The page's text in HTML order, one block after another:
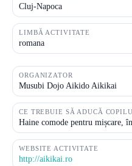
Cluj-Napoca
LIMBĂ ACTIVITATE
romana
ORGANIZATOR
Musubi Dojo Aikido Aikikai
CE TREBUIE SĂ ADUCĂ
Haine comode pentru mișcare,
WEBSITE ACTIVITATE
http://aikikai.ro